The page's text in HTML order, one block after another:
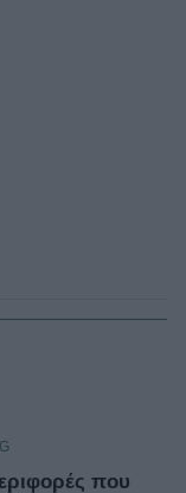
που